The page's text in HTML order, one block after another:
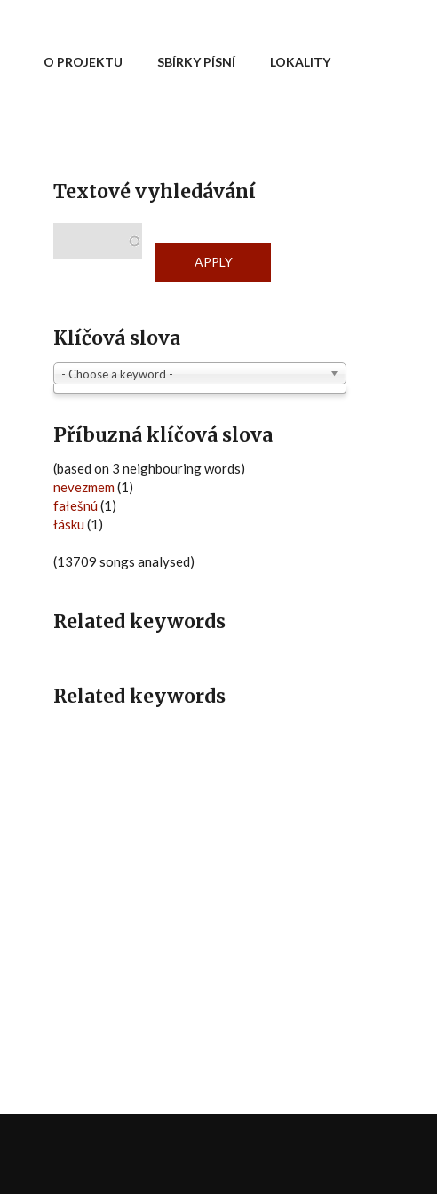
O PROJEKTU SBÍRKY PÍSNÍ LOKALITY
Textové vyhledávání
Klíčová slova
- Choose a keyword -
Příbuzná klíčová slova
(based on 3 neighbouring words)
nevezmem(1)
fałešnú(1)
łásku(1)
(13709 songs analysed)
Related keywords
Related keywords